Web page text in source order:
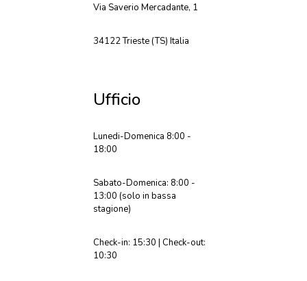
Via Saverio Mercadante, 1
34122 Trieste (TS) Italia
Ufficio
Lunedi-Domenica 8:00 -
18:00
Sabato-Domenica: 8:00 -
13:00 (solo in bassa
stagione)
Check-in: 15:30 | Check-out:
10:30